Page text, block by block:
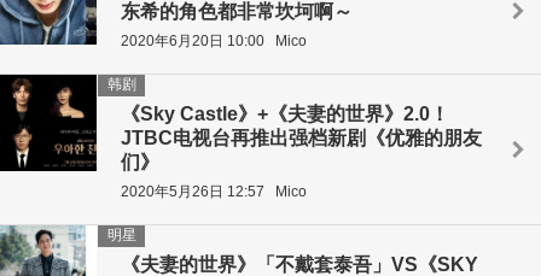
东希的角色都非常坎坷啊～
2020年6月20日 10:00 Mico
《Sky Castle》+《夫妻的世界》2.0！
JTBC电视台再推出强档新剧《优雅的朋友
们》
韩剧
2020年5月26日 12:57 Mico
《夫妻的世界》「不戴套泰吾」VS《SKY
明星